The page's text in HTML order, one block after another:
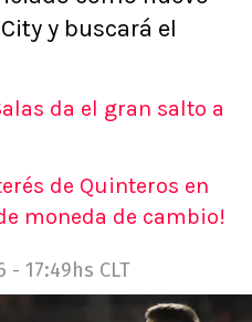
y buscará el
da el gran salto a
de Quinteros en
moneda de cambio!
- 17:49hs CLT